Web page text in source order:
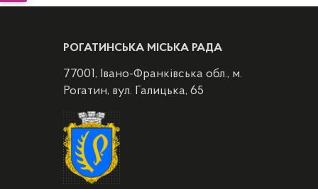
РОГАТИНСЬКА МІСЬКА РАДА
77001, Івано-Франківська обл., м.
Рогатин, вул. Галицька, 65